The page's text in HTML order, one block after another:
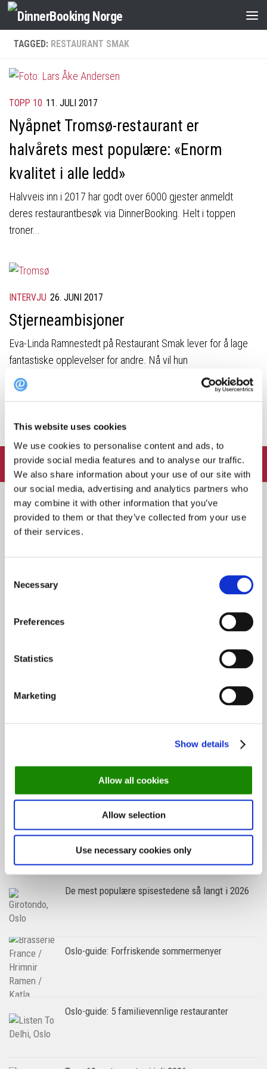
This website uses cookies
We use cookies to personalise content and ads, to
provide social media features and to analyse our traffic.
We also share information about your use of our site with
our social media, advertising and analytics partners who
may combine it with other information that you’ve
provided to them or that they’ve collected from your use
of their services.
Selection
Necessary
Preferences
Statistics
Marketing
Show details
Allow all cookies
Allow selection
Use necessary cookies only
TAGGED: RESTAURANT SMAK
TOPP 10 11. JULI 2017
Nyåpnet Tromsø-restaurant er
halvårets mest populære: «Enorm
kvalitet i alle ledd»
Halvveis inn i 2017 har godt over 6000 gjester anmeldt
deres restaurantbesøk via DinnerBooking. Helt i toppen
troner...
INTERVJU 26. JUNI 2017
Stjerneambisjoner
Eva-Linda Ramnestedt på Restaurant Smak lever for å lage
fantastiske opplevelser for andre. Nå vil hun
gi tromsøværingene følelsen av å...
FOLLOW:
Søk
etter:
Oslo-guide: 5 familievennlige restauranter
De mest populære spisestedene så langt i 2026
Helsinki-guiden: Her spiser du i verdens
lykkeligste land
De mest populære spisestedene så langt i 2026
Oslo-guide: Forfriskende sommermenyer
Oslo-guide: 5 familievennlige restauranter